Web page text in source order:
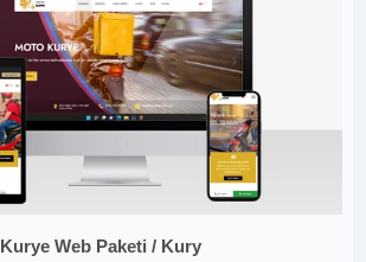
Kurye Web Paketi / Kury